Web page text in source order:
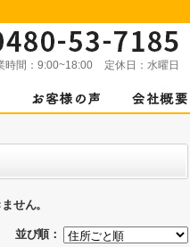
時間： 9:00~18:00 定休日： 水曜日
せん。
並び順：